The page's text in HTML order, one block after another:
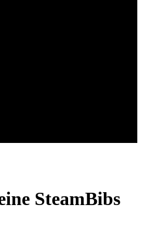
SteamBibs